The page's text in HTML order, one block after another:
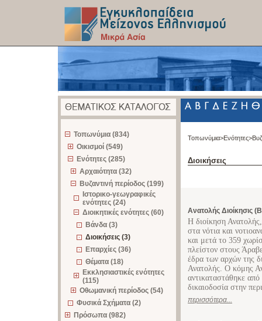
Τοπωνύμια (834)
Οικισμοί (549)
Ενότητες (285)
Αρχαιότητα (32)
Βυζαντινή περίοδος (199)
Ιστορικο-γεωγραφικές
ενότητες (24)
Διοικητικές ενότητες (60)
Βάνδα (3)
Διοικήσεις (3)
Επαρχίες (36)
Θέματα (18)
Εκκλησιαστικές ενότητες
(115)
Οθωμανική περίοδος (54)
Φυσικά Σχήματα (2)
Πρόσωπα (982)
Τοπωνύμια>Ενότητες>
Διοικήσεις
Ανατολής Διοίκησις
Η διοίκηση
στα νότια και
και μετά το 359
πλείστον στους
έδρα των αρχών της
Ανατολής. Ο κόμης
αντικαταστάθηκε
δικαιοδοσία στην
περισσότερα...